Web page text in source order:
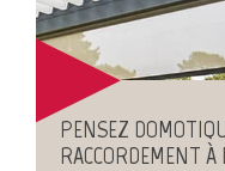
PENSEZ
RACCORDEMENT